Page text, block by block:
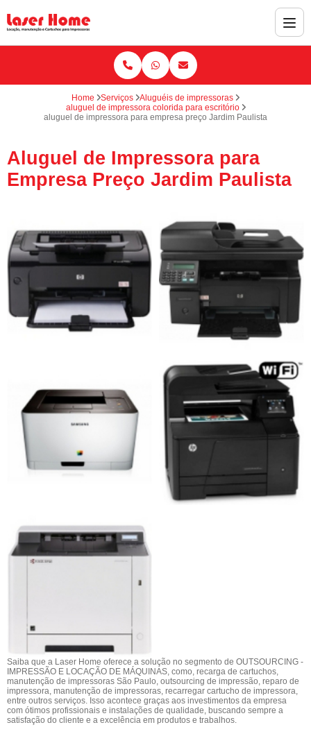
Home Serviços
Aluguéis de impressoras
aluguel de impressora colorida para escritório
aluguel de impressora para empresa preço Jardim Paulista
Aluguel de Impressora para
Empresa Preço Jardim Paulista
Saiba que a Laser Home oferece a solução no segmento de OUTSOURCING -
IMPRESSÃO E LOCAÇÃO DE MÁQUINAS, como, recarga de cartuchos,
manutenção de impressoras São Paulo, outsourcing de impressão, reparo de
impressora, manutenção de impressoras, recarregar cartucho de impressora,
entre outros serviços. Isso acontece graças aos investimentos da empresa
com ótimos profissionais e instalações de qualidade, buscando sempre a
satisfação do cliente e a excelência em produtos e trabalhos.